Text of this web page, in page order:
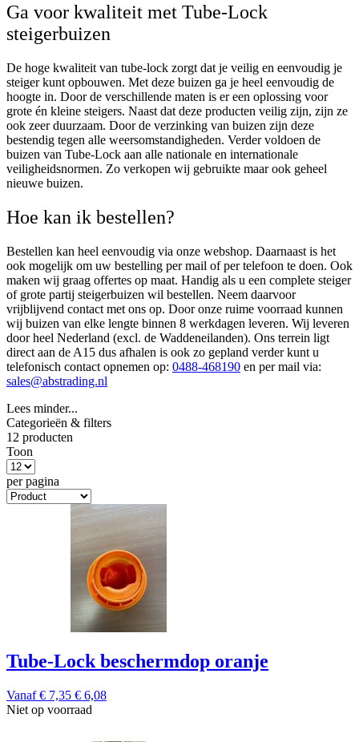
Ga voor kwaliteit met Tube-Lock
steigerbuizen
De hoge kwaliteit van tube-lock zorgt dat je veilig en eenvoudig je
steiger kunt opbouwen. Met deze buizen ga je heel eenvoudig de
hoogte in. Door de verschillende maten is er een oplossing voor
grote én kleine steigers. Naast dat deze producten veilig zijn, zijn ze
ook zeer duurzaam. Door de verzinking van buizen zijn deze
bestendig tegen alle weersomstandigheden. Verder voldoen de
buizen van Tube-Lock aan alle nationale en internationale
veiligheidsnormen. Zo verkopen wij gebruikte maar ook geheel
nieuwe buizen.
Hoe kan ik bestellen?
Bestellen kan heel eenvoudig via onze webshop. Daarnaast is het
ook mogelijk om uw bestelling per mail of per telefoon te doen. Ook
maken wij graag offertes op maat. Handig als u een complete steiger
of grote partij steigerbuizen wil bestellen. Neem daarvoor
vrijblijvend contact met ons op. Door onze ruime voorraad kunnen
wij buizen van elke lengte binnen 8 werkdagen leveren. Wij leveren
door heel Nederland (excl. de Waddeneilanden). Ons terrein ligt
direct aan de A15 dus afhalen is ook zo gepland verder kunt u
telefonisch contact opnemen op: 0488-468190 en per mail via:
sales@abstrading.nl
Lees minder...
Categorieën & filters
12 producten
Toon
per pagina
Tube-Lock beschermdop oranje
Vanaf € 7,35 € 6,08
Niet op voorraad